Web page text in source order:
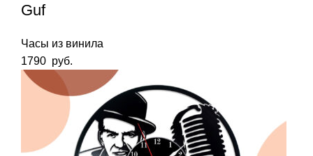
Guf
Часы из винила
1790 руб.